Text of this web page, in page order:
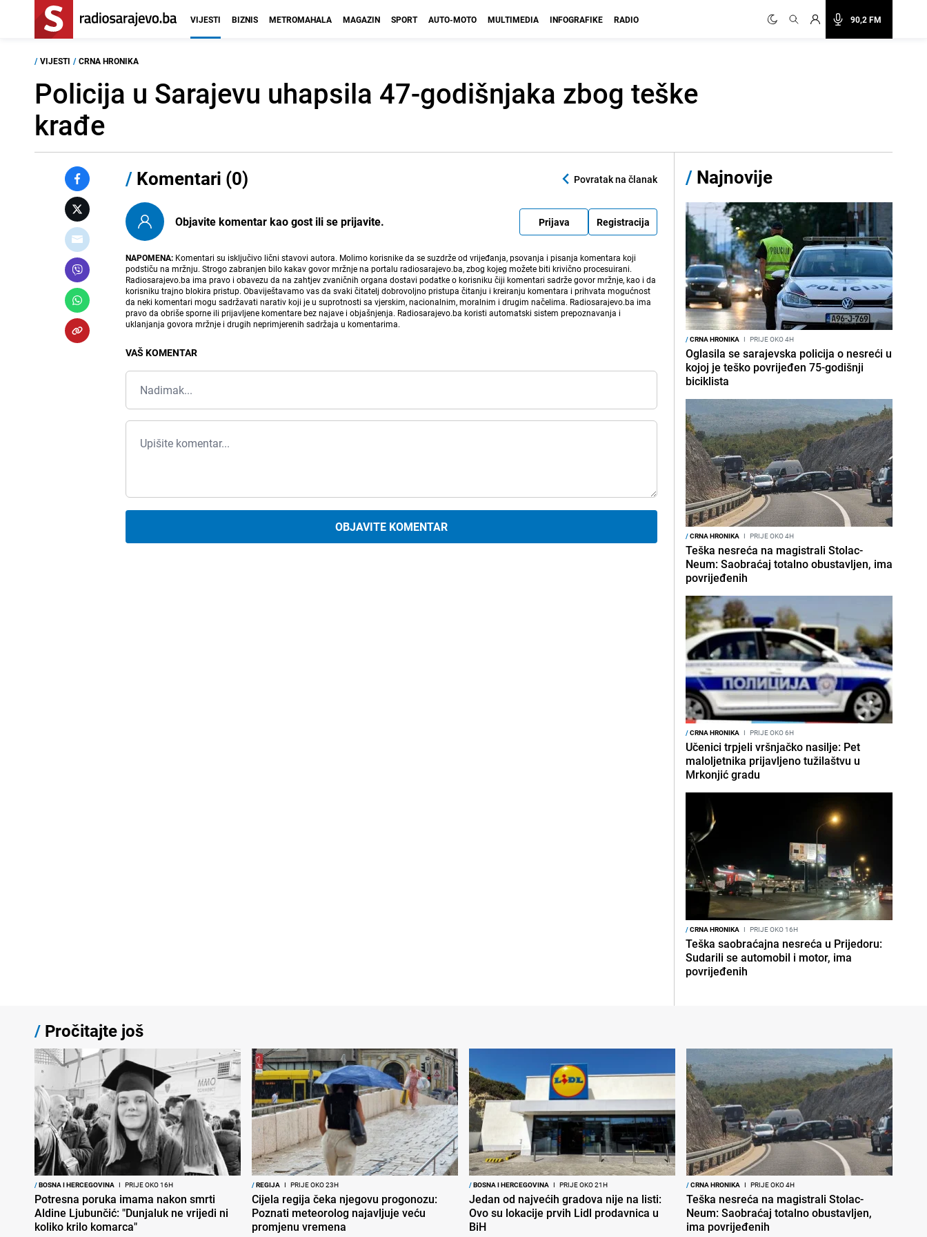
90,2 FM
VIJESTI BIZNIS METROMAHALA MAGAZIN SPORT AUTO-MOTO MULTIMEDIA INFOGRAFIKE RADIO
/ VIJESTI / CRNA HRONIKA
Policija u Sarajevu uhapsila 47-godišnjaka zbog teške
krađe
/ Komentari (0) Povratak na članak
Objavite komentar kao gost ili se prijavite. Prijava Registracija
NAPOMENA: Komentari su isključivo lični stavovi autora. Molimo korisnike da se suzdrže od vrijeđanja, psovanja i pisanja komentara koji
podstiču na mržnju. Strogo zabranjen bilo kakav govor mržnje na portalu radiosarajevo.ba, zbog kojeg možete biti krivično procesuirani.
Radiosarajevo.ba ima pravo i obavezu da na zahtjev zvaničnih organa dostavi podatke o korisniku čiji komentari sadrže govor mržnje, kao i da
korisniku trajno blokira pristup. Obaviještavamo vas da svaki čitatelj dobrovoljno pristupa čitanju i kreiranju komentara i prihvata mogućnost
da neki komentari mogu sadržavati narativ koji je u suprotnosti sa vjerskim, nacionalnim, moralnim i drugim načelima. Radiosarajevo.ba ima
pravo da obriše sporne ili prijavljene komentare bez najave i objašnjenja. Radiosarajevo.ba koristi automatski sistem prepoznavanja i
uklanjanja govora mržnje i drugih neprimjerenih sadržaja u komentarima.
VAŠ KOMENTAR
OBJAVITE KOMENTAR
/ Najnovije
/CRNA HRONIKA I PRIJE OKO 4H
Oglasila se sarajevska policija o nesreći u
kojoj je teško povrijeđen 75-godišnji
biciklista
/CRNA HRONIKA I PRIJE OKO 4H
Teška nesreća na magistrali Stolac-
Neum: Saobraćaj totalno obustavljen, ima
povrijeđenih
/CRNA HRONIKA I PRIJE OKO 6H
Učenici trpjeli vršnjačko nasilje: Pet
maloljetnika prijavljeno tužilaštvu u
Mrkonjić gradu
/CRNA HRONIKA I PRIJE OKO 16H
Teška saobraćajna nesreća u Prijedoru:
Sudarili se automobil i motor, ima
povrijeđenih
/ Pročitajte još
/BOSNA I HERCEGOVINA I PRIJE OKO 16H
Potresna poruka imama nakon smrti
Aldine Ljubunčić: "Dunjaluk ne vrijedi ni
koliko krilo komarca"
/REGIJA I PRIJE OKO 23H
Cijela regija čeka njegovu progonozu:
Poznati meteorolog najavljuje veću
promjenu vremena
/BOSNA I HERCEGOVINA I PRIJE OKO 21H
Jedan od najvećih gradova nije na listi:
Ovo su lokacije prvih Lidl prodavnica u
BiH
/CRNA HRONIKA I PRIJE OKO 4H
Teška nesreća na magistrali Stolac-
Neum: Saobraćaj totalno obustavljen,
ima povrijeđenih